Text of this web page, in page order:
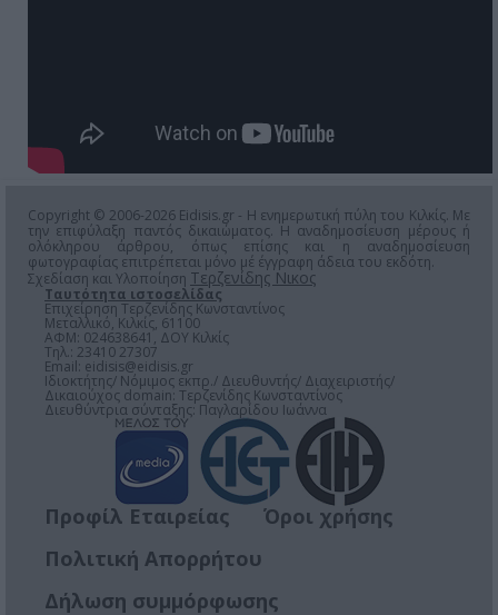
Copyright © 2006-2026 Eidisis.gr - Η ενημερωτική πύλη του Κιλκίς. Με
την επιφύλαξη παντός δικαιώματος. Η αναδημοσίευση μέρους ή
ολόκληρου άρθρου, όπως επίσης και η αναδημοσίευση
φωτογραφίας επιτρέπεται μόνο μέ έγγραφη άδεια του εκδότη.
Σχεδίαση και Υλοποίηση Τερζενίδης Νικος
Ταυτότητα ιστοσελίδας
Επιχείρηση Τερζενίδης Κωνσταντίνος
Μεταλλικό, Κιλκίς, 61100
ΑΦΜ: 024638641, ΔΟΥ Κιλκίς
Τηλ.: 23410 27307
Email: eidisis@eidisis.gr
Ιδιοκτήτης/ Νόμιμος εκπρ./ Διευθυντής/ Διαχειριστής/
Δικαιούχος domain: Τερζενίδης Κωνσταντίνος
Διευθύντρια σύνταξης: Παγλαρίδου Ιωάννα
Προφίλ Εταιρείας
Όροι χρήσης
Πολιτική Απορρήτου
Δήλωση συμμόρφωσης